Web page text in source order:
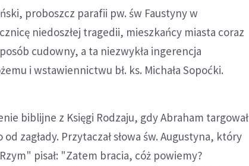
proboszcz parafii pw. św Faustyny w
niedoszłej tragedii, mieszkańcy miasta coraz
cudowny, a ta niezwykła ingerencja
i wstawiennictwu bł. ks. Michała Sopoćki.
biblijne z Księgi Rodzaju, gdy Abraham targował
zagłady. Przytaczał słowa św. Augustyna, który
pisał: "Zatem bracia, cóż powiemy?